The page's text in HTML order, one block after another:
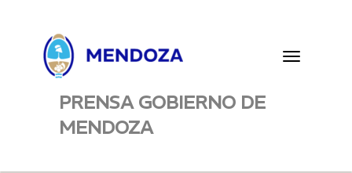
Toggle
PRENSA GOBIERNO DE
MENDOZA